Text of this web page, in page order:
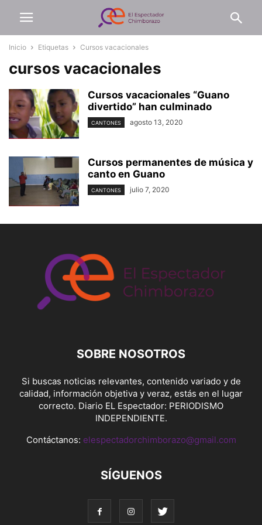
Inicio Etiquetas Cursos vacacionales
cursos vacacionales
Cursos vacacionales “Guano
divertido” han culminado
CANTONES agosto 13, 2020
Cursos permanentes de música y
canto en Guano
CANTONES julio 7, 2020
SOBRE NOSOTROS
Si buscas noticias relevantes, contenido variado y de
calidad, información objetiva y veraz, estás en el lugar
correcto. Diario EL Espectador: PERIODISMO
INDEPENDIENTE.
Contáctanos: elespectadorchimborazo@gmail.com
SÍGUENOS